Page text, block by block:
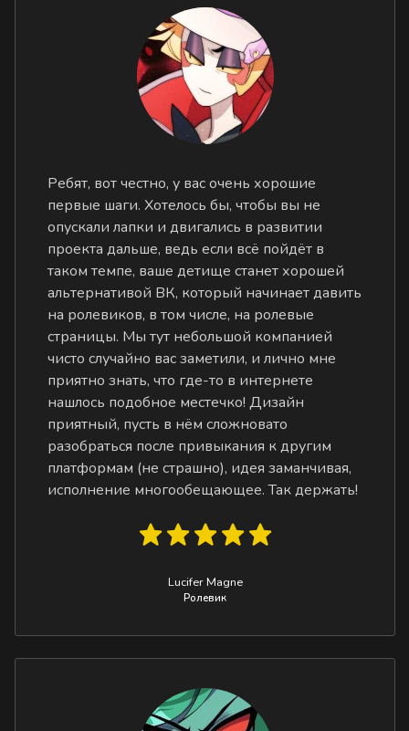
Ребят, вот честно, у вас очень хорошие
первые шаги. Хотелось бы, чтобы вы не
опускали лапки и двигались в развитии
проекта дальше, ведь если всё пойдёт в
таком темпе, ваше детище станет хорошей
альтернативой ВК, который начинает давить
на ролевиков, в том числе, на ролевые
страницы. Мы тут небольшой компанией
чисто случайно вас заметили, и лично мне
приятно знать, что где-то в интернете
нашлось подобное местечко! Дизайн
приятный, пусть в нём сложновато
разобраться после привыкания к другим
платформам (не страшно), идея заманчивая,
исполнение многообещающее. Так держать!
Lucifer Magne
Ролевик